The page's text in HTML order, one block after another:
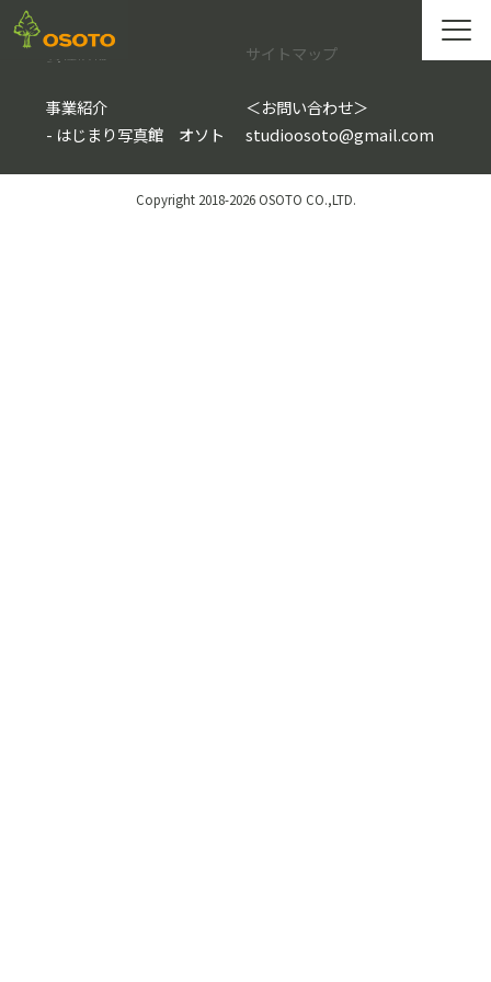
会社情報 サイトマップ
事業紹介
- はじまり写真館 オソト
＜お問い合わせ＞
studioosoto@gmail.com
Copyright 2018-2026 OSOTO CO.,LTD.